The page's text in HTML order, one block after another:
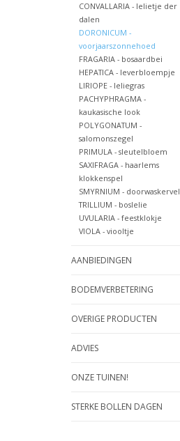
CONVALLARIA - lelietje der
dalen
DORONICUM -
voorjaarszonnehoed
FRAGARIA - bosaardbei
HEPATICA - leverbloempje
LIRIOPE - leliegras
PACHYPHRAGMA -
kaukasische look
POLYGONATUM -
salomonszegel
PRIMULA - sleutelbloem
SAXIFRAGA - haarlems
klokkenspel
SMYRNIUM - doorwaskervel
TRILLIUM - boslelie
UVULARIA - feestklokje
VIOLA - viooltje
AANBIEDINGEN
BODEMVERBETERING
OVERIGE PRODUCTEN
ADVIES
ONZE TUINEN!
STERKE BOLLEN DAGEN